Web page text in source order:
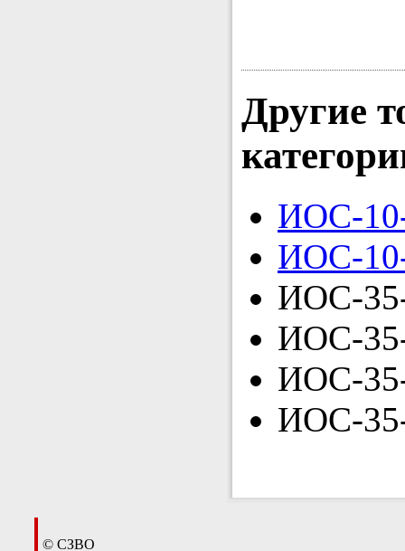
Другие
ИОС-
ИОС-
ИОС-
ИОС-
ИОС-
ИОС-
© СЗВО